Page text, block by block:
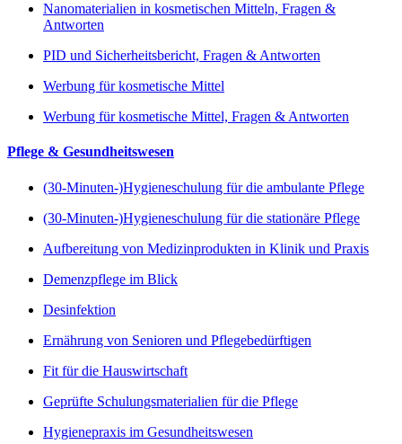
Nanomaterialien in kosmetischen Mitteln, Fragen &
Antworten
PID und Sicherheitsbericht, Fragen & Antworten
Werbung für kosmetische Mittel
Werbung für kosmetische Mittel, Fragen & Antworten
Pflege & Gesundheitswesen
(30-Minuten-)Hygieneschulung für die ambulante Pflege
(30-Minuten-)Hygieneschulung für die stationäre Pflege
Aufbereitung von Medizinprodukten in Klinik und Praxis
Demenzpflege im Blick
Desinfektion
Ernährung von Senioren und Pflegebedürftigen
Fit für die Hauswirtschaft
Geprüfte Schulungsmaterialien für die Pflege
Hygienepraxis im Gesundheitswesen